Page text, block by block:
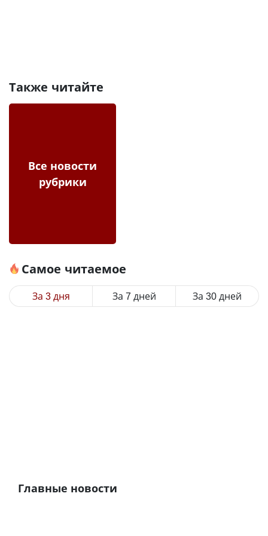
Также читайте
Все новости
рубрики
Самое читаемое
За 3 дня За 7 дней За 30 дней
Главные новости